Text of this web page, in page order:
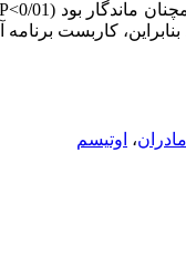
کاربست
مادران، اوتیسم